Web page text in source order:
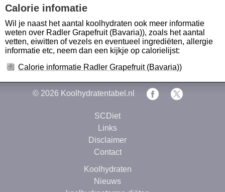
Calorie infomatie
Wil je naast het aantal koolhydraten ook meer informatie
weten over Radler Grapefruit (Bavaria)), zoals het aantal
vetten, eiwitten of vezels en eventueel ingrediëten, allergie
informatie etc, neem dan een kijkje op calorielijst:
Calorie informatie Radler Grapefruit (Bavaria))
© 2026 Koolhydratentabel.nl
SCDiet
Links
Disclaimer
Contact
Koolhydraten
Nieuws